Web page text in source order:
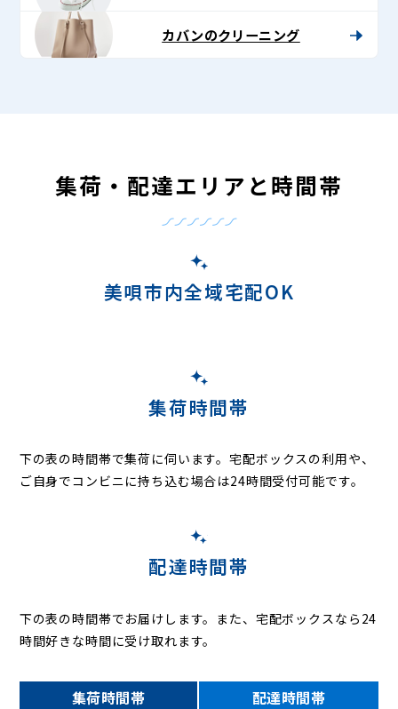
カバンのクリーニング
集荷・配達エリアと時間帯
美唄市内全域宅配OK
集荷時間帯
下の表の時間帯で集荷に伺います。宅配ボックスの利用や、
ご自身でコンビニに持ち込む場合は24時間受付可能です。
配達時間帯
下の表の時間帯でお届けします。また、宅配ボックスなら24
時間好きな時間に受け取れます。
集荷時間帯 配達時間帯